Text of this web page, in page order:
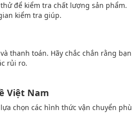
để kiểm tra chất lượng sản phẩm.
kiểm tra giúp.
thanh toán. Hãy chắc chắn rằng bạn
rủi ro.
Việt Nam
chọn các hình thức vận chuyển phù